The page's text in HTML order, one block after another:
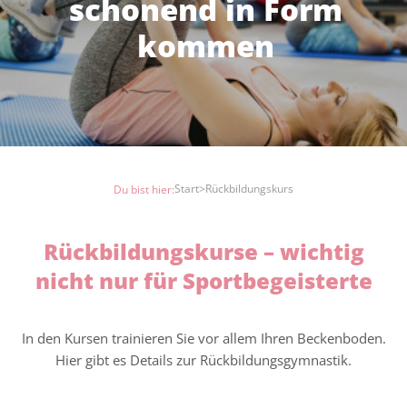
schonend in Form
kommen
Du bist hier:Start>Rückbildungskurs
Rückbildungskurse – wichtig
nicht nur für Sportbegeisterte
In den Kursen trainieren Sie vor allem Ihren Beckenboden.
Hier gibt es Details zur Rückbildungsgymnastik.